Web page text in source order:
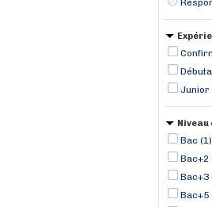
Junior
Bac (1)
Bac+2
Bac+3
Bac+5